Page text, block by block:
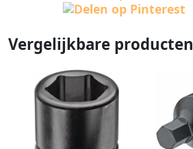
Vergelijkbare producten